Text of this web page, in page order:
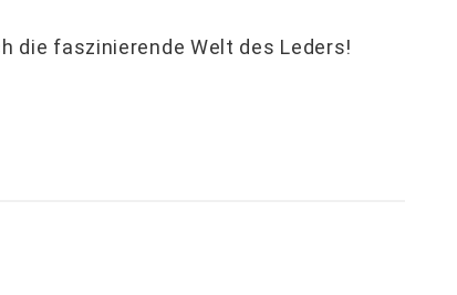
die faszinierende Welt des Leders!